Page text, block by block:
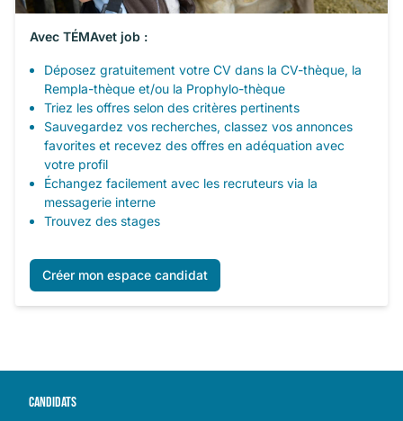
Avec TÉMAvet job :
Déposez gratuitement votre CV dans la CV-thèque, la
Rempla-thèque et/ou la Prophylo-thèque
Triez les offres selon des critères pertinents
Sauvegardez vos recherches, classez vos annonces
favorites et recevez des offres en adéquation avec
votre profil
Échangez facilement avec les recruteurs via la
messagerie interne
Trouvez des stages
Créer mon espace candidat
CANDIDATS